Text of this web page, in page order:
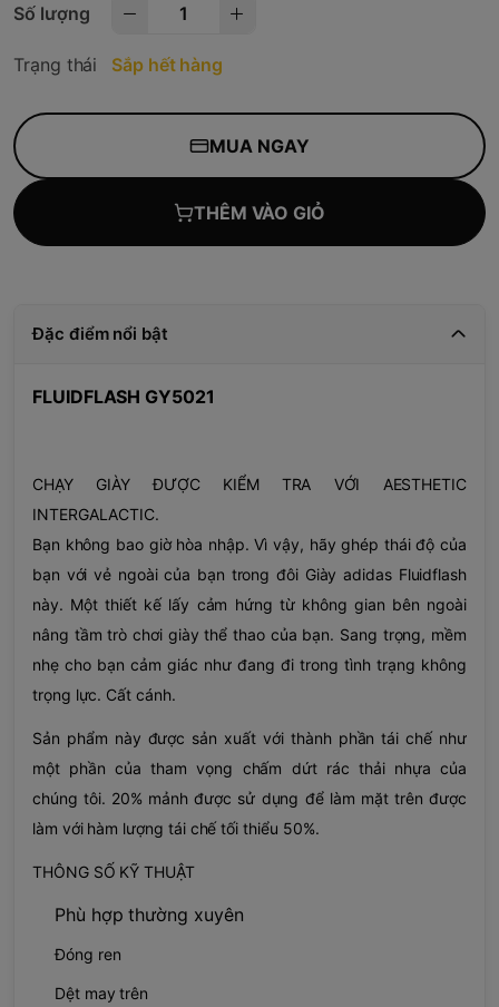
Số lượng
Trạng thái Sắp hết hàng
MUA NGAY
THÊM VÀO GIỎ
Đặc điểm nổi bật
FLUIDFLASH GY5021
CHẠY GIÀY ĐƯỢC KIỂM TRA VỚI AESTHETIC
INTERGALACTIC.
Bạn không bao giờ hòa nhập. Vì vậy, hãy ghép thái độ của
bạn với vẻ ngoài của bạn trong đôi Giày adidas Fluidflash
này. Một thiết kế lấy cảm hứng từ không gian bên ngoài
nâng tầm trò chơi giày thể thao của bạn. Sang trọng, mềm
nhẹ cho bạn cảm giác như đang đi trong tình trạng không
trọng lực. Cất cánh.
Sản phẩm này được sản xuất với thành phần tái chế như
một phần của tham vọng chấm dứt rác thải nhựa của
chúng tôi. 20% mảnh được sử dụng để làm mặt trên được
làm với hàm lượng tái chế tối thiểu 50%.
THÔNG SỐ KỸ THUẬT
Phù hợp thường xuyên
Đóng ren
Dệt may trên